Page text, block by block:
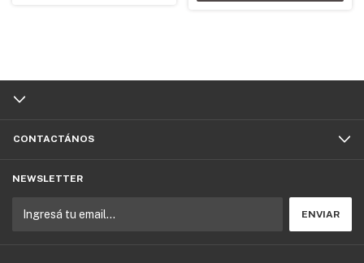
CONTACTÁNOS
NEWSLETTER